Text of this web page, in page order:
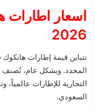
اسعار اطارات
2026
تتباين قيمة إطارات هانكوك
المحدد. وبشكل عام، تُصنف
التجارية للإطارات
السعودي.